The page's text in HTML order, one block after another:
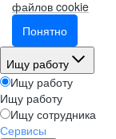
файлов cookie
Понятно
Ищу работу
Ищу работу
Ищу работу
Ищу сотрудника
Сервисы